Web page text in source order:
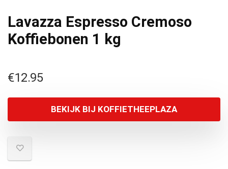
Lavazza Espresso Cremoso
Koffiebonen 1 kg
€12.95
BEKIJK BIJ KOFFIETHEEPLAZA